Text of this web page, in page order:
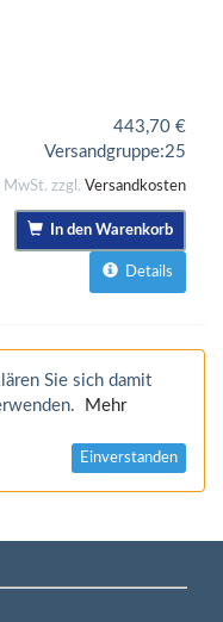
443,70 €
Versandgruppe:25
MwSt. zzgl. Versandkosten
In den Warenkorb
Details
Sie sich damit
Mehr
Einverstanden